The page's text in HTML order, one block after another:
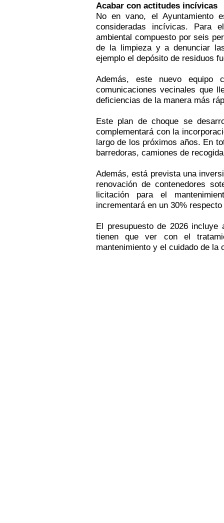
Acabar con actitudes incívicas
No en vano, el Ayuntamiento
consideradas incívicas. Para
ambiental compuesto por seis
de la limpieza y a denunciar
ejemplo el depósito de residuos
Además, este nuevo equipo
comunicaciones vecinales que
deficiencias de la manera más
Este plan de choque se
complementará con la
largo de los próximos años. En
barredoras, camiones de
Además, está prevista una
renovación de contenedores
licitación para el
incrementará en un 30%
El presupuesto de 2026
tienen que ver con el
mantenimiento y el cuidado de la